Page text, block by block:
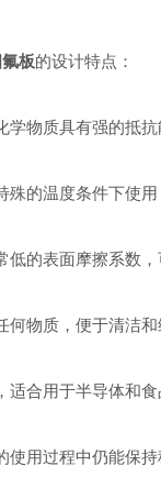
板的设计特点：
物质具有强的抵抗
温度条件下使用
的表面摩擦系数，
物质，便于清洁和
合用于半导体和食
用过程中仍能保持